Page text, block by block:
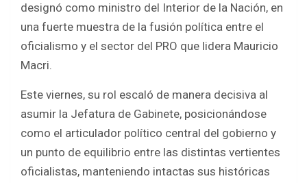
designó como ministro del Interior de la Nación, en
una fuerte muestra de la fusión política entre el
oficialismo y el sector del PRO que lidera Mauricio
Macri.
Este viernes, su rol escaló de manera decisiva al
asumir la Jefatura de Gabinete, posicionándose
como el articulador político central del gobierno y
un punto de equilibrio entre las distintas vertientes
oficialistas, manteniendo intactas sus históricas